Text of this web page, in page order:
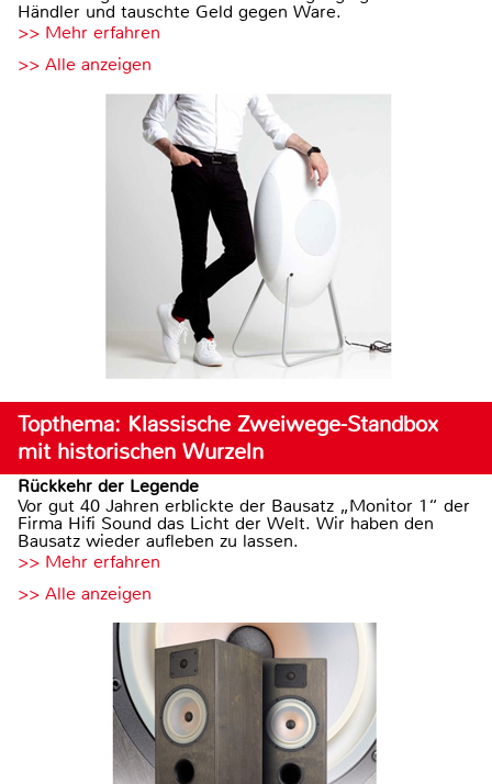
Händler und tauschte Geld gegen Ware.
>> Mehr erfahren
>> Alle anzeigen
Topthema: Klassische Zweiwege-Standbox
mit historischen Wurzeln
Rückkehr der Legende
Vor gut 40 Jahren erblickte der Bausatz „Monitor 1“ der
Firma Hifi Sound das Licht der Welt. Wir haben den
Bausatz wieder aufleben zu lassen.
>> Mehr erfahren
>> Alle anzeigen